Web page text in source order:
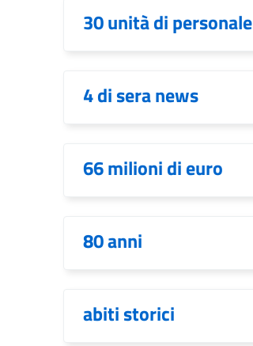
30 unità di personale
4 di sera news
66 milioni di euro
80 anni
abiti storici